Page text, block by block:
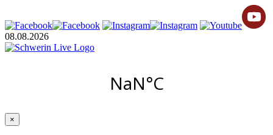
08.08.2026
×